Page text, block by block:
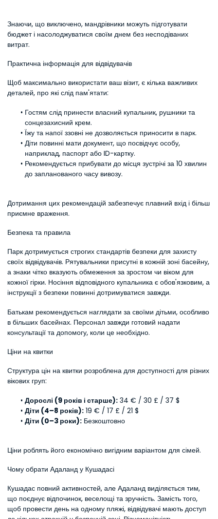
Знаючи, що виключено, мандрівники можуть підготувати
бюджет і насолоджуватися своїм днем без несподіваних
витрат.
Практична інформація для відвідувачів
Щоб максимально використати ваш візит, є кілька важливих
деталей, про які слід пам'ятати:
Гостям слід принести власний купальник, рушники та
сонцезахисний крем.
Їжу та напої ззовні не дозволяється приносити в парк.
Діти повинні мати документ, що посвідчує особу,
наприклад, паспорт або ID-картку.
Рекомендується прибувати до місця зустрічі за 10 хвилин
до запланованого часу вивозу.
Дотримання цих рекомендацій забезпечує плавний вхід і більш
приємне враження.
Безпека та правила
Парк дотримується строгих стандартів безпеки для захисту
своїх відвідувачів. Рятувальники присутні в кожній зоні басейну,
а знаки чітко вказують обмеження за зростом чи віком для
кожної гірки. Носіння відповідного купальника є обов'язковим, а
інструкції з безпеки повинні дотримуватися завжди.
Батькам рекомендується наглядати за своїми дітьми, особливо
в більших басейнах. Персонал завжди готовий надати
консультації та допомогу, коли це необхідно.
Ціни на квитки
Структура цін на квитки розроблена для доступності для різних
вікових груп:
Дорослі (9 років і старше): 34 € / 30 £ / 37 $
Діти (4–8 років): 19 € / 17 £ / 21 $
Діти (0–3 роки): Безкоштовно
Ціни роблять його економічно вигідним варіантом для сімей.
Чому обрати Адаланд у Кушадасі
Кушадас повний активностей, але Адаланд виділяється тим,
що поєднує відпочинок, веселощі та зручність. Замість того,
щоб провести день на одному пляжі, відвідувачі мають доступ